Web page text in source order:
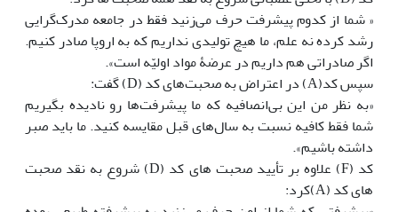
« شما از کدوم پیشرفت حرف می‌زنید فقط در جامعه مدرک‌گرایی
رشد کرده نه علم، ما هیچ تولیدی نداریم که به اروپا صادر کنیم.
اگر صادراتی هم داریم در عرضۀ مواد اولیّه است».
سپس کد(A) در اعتراض به صحبت‌های کد (D) گفت:
«به نظر من این بی‌انصافیه که ما پیشرفت‌ها رو نادیده بگیریم
شما فقط کافیه نسبت به سال‌های قبل مقایسه کنید. ما باید صبر
داشته باشیم».
کد (F) علاوه بر تأیید صحبت های کد (D) شروع به نقد صحبت
های کد (A)کرد: